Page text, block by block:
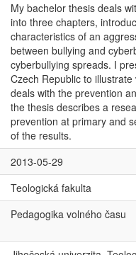
My bachelor thesis deals
into three chapters,
characteristics of an
between bullying and
cyberbullying spreads. I
Czech Republic to
deals with the prevention
the thesis describes a
prevention at primary and
of the results.
2013-05-29
Teologická fakulta
Pedagogika volného času